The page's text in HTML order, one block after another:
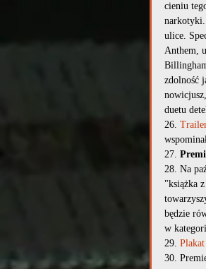
cieniu
narkotyki.
ulice.
Anthem,
zdolność
duetu
26.
27.
28. Na
"książka
będzie
w
29.
30.